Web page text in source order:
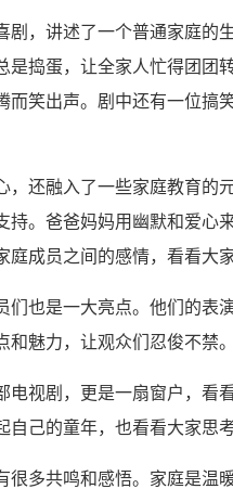
剧，讲述了一个普通家庭的
是捣蛋，让全家人忙得团团
而笑出声。剧中还有一位搞
，还融入了一些家庭教育的
持。爸爸妈妈用幽默和爱心
成员之间的感情，看看大
们也是一大亮点。他们的表
魅力，让观众们忍俊不禁。
电视剧，更是一扇窗户，看
己的童年，也看看大家思
很多共鸣和感悟。家庭是温